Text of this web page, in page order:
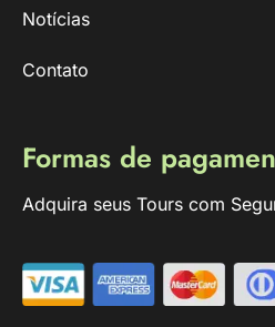
Notícias
Contato
Formas de
Adquira seus Tours com